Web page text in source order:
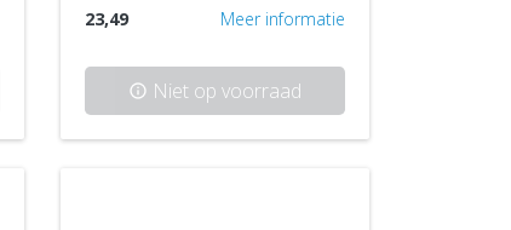
23,49 Meer informatie
info Niet op voorraad